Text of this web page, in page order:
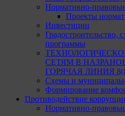
Нормативно-
Проекты
Инвестиции
программы
СЕТЯМ В
ГОРЯЧАЯ ЛИНИЯ
Схемы и
Формирование
Противодействие
Нормативно-